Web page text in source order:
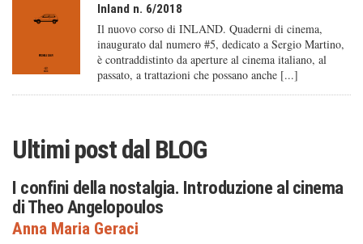
Inland n. 6/2018
Il nuovo corso di INLAND. Quaderni di cinema,
inaugurato dal numero #5, dedicato a Sergio Martino,
è contraddistinto da aperture al cinema italiano, al
passato, a trattazioni che possano anche [...]
Ultimi post dalBLOG
I confini della nostalgia. Introduzione al cinema
di Theo Angelopoulos
Anna Maria Geraci